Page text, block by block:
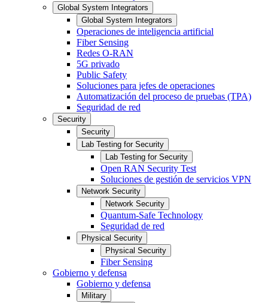
Global System Integrators
Global System Integrators
Operaciones de inteligencia artificial
Fiber Sensing
Redes O-RAN
5G privado
Public Safety
Soluciones para jefes de operaciones
Automatización del proceso de pruebas (TPA)
Seguridad de red
Security
Security
Lab Testing for Security
Lab Testing for Security
Open RAN Security Test
Soluciones de gestión de servicios VPN
Network Security
Network Security
Quantum-Safe Technology
Seguridad de red
Physical Security
Physical Security
Fiber Sensing
Gobierno y defensa
Gobierno y defensa
Military